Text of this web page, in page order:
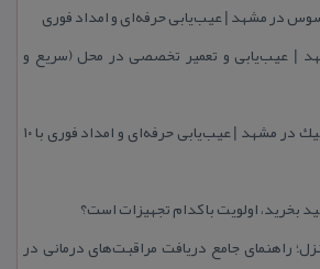
در مشهد | عیب‌یابی حرفه‌ای و امداد فوری
| عیب‌یابی و تعمیر تخصصی در محل (سریع و
تعمیرگاه تخصصی كوییك در مشهد | عیب‌یابی حرفه‌ای و امداد فوری با ۱۰
راهنمای جامع دریافت مراقبت‌های درمانی در